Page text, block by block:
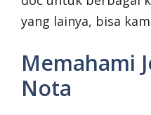
yang lainya, bisa
Memahami
Nota